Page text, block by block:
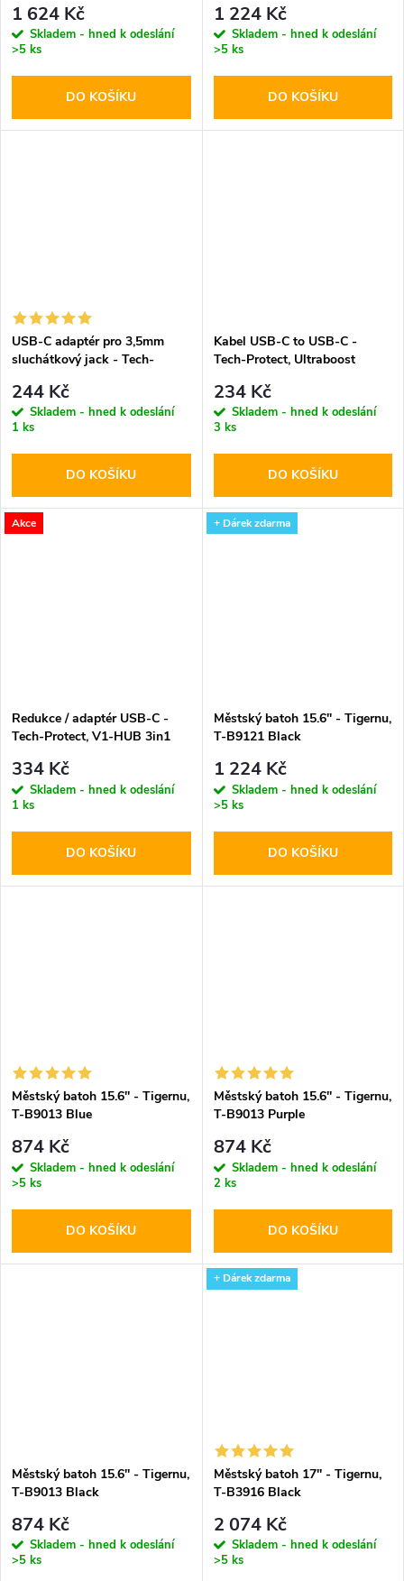
1 624 Kč
Skladem - hned k odeslání
>5 ks
DO KOŠÍKU
1 224 Kč
Skladem - hned k odeslání
>5 ks
DO KOŠÍKU
USB-C adaptér pro 3,5mm
sluchátkový jack - Tech-
244 Kč
Skladem - hned k odeslání
1 ks
DO KOŠÍKU
Kabel USB-C to USB-C -
Tech-Protect, Ultraboost
234 Kč
Skladem - hned k odeslání
3 ks
DO KOŠÍKU
Akce
Redukce / adaptér USB-C -
Tech-Protect, V1-HUB 3in1
334 Kč
Skladem - hned k odeslání
1 ks
DO KOŠÍKU
+ Dárek zdarma
Městský batoh 15.6'' - Tigernu,
T-B9121 Black
1 224 Kč
Skladem - hned k odeslání
>5 ks
DO KOŠÍKU
Městský batoh 15.6'' - Tigernu,
T-B9013 Blue
874 Kč
Skladem - hned k odeslání
>5 ks
DO KOŠÍKU
Městský batoh 15.6'' - Tigernu,
T-B9013 Purple
874 Kč
Skladem - hned k odeslání
2 ks
DO KOŠÍKU
Městský batoh 15.6'' - Tigernu,
T-B9013 Black
874 Kč
Skladem - hned k odeslání
>5 ks
+ Dárek zdarma
Městský batoh 17'' - Tigernu,
T-B3916 Black
2 074 Kč
Skladem - hned k odeslání
>5 ks